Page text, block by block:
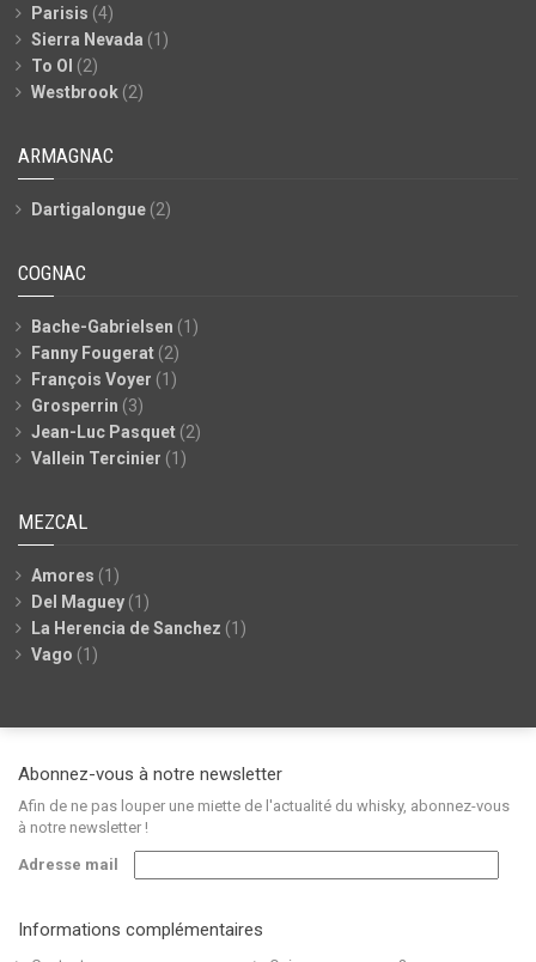
Parisis (4)
Sierra Nevada (1)
To Ol (2)
Westbrook (2)
ARMAGNAC
Dartigalongue (2)
COGNAC
Bache-Gabrielsen (1)
Fanny Fougerat (2)
François Voyer (1)
Grosperrin (3)
Jean-Luc Pasquet (2)
Vallein Tercinier (1)
MEZCAL
Amores (1)
Del Maguey (1)
La Herencia de Sanchez (1)
Vago (1)
Abonnez-vous à notre newsletter
Afin de ne pas louper une miette de l'actualité du whisky, abonnez-vous
à notre newsletter !
Adresse mail
Informations complémentaires